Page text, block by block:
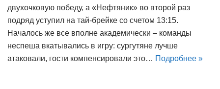
двухочковую победу, а «Нефтяник» во второй раз
подряд уступил на тай-брейке со счетом 13:15.
Началось же все вполне академически – команды
неспеша вкатывались в игру: сургутяне лучше
атаковали, гости компенсировали это… Подробнее »